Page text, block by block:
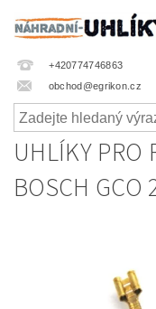
+420774746863
obchod@egrikon.cz
UHLÍKY PRO
BOSCH GCO